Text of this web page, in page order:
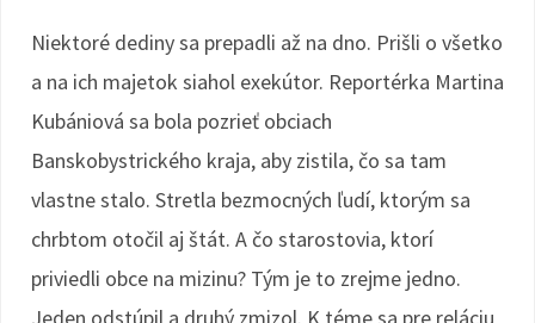
k
Niektoré dediny sa prepadli až na dno. Prišli o všetko
a na ich majetok siahol exekútor. Reportérka Martina
Kubániová sa bola pozrieť obciach
Banskobystrického kraja, aby zistila, čo sa tam
vlastne stalo. Stretla bezmocných ľudí, ktorým sa
chrbtom otočil aj štát. A čo starostovia, ktorí
priviedli obce na mizinu? Tým je to zrejme jedno.